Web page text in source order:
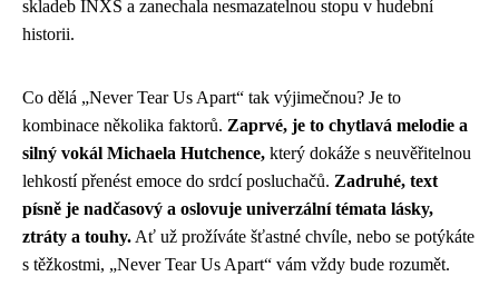
skladeb INXS a zanechala nesmazatelnou stopu v hudební
historii.
Co dělá „Never Tear Us Apart“ tak výjimečnou? Je to
kombinace několika faktorů. Zaprvé, je to chytlavá melodie a
silný vokál Michaela Hutchence, který dokáže s neuvěřitelnou
lehkostí přenést emoce do srdcí posluchačů. Zadruhé, text
písně je nadčasový a oslovuje univerzální témata lásky,
ztráty a touhy. Ať už prožíváte šťastné chvíle, nebo se potýkáte
s těžkostmi, „Never Tear Us Apart“ vám vždy bude rozumět.